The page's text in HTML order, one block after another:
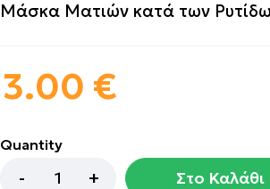
Μάσκα Ματιών κατά των
3.00 €
Quantity
Στο Καλάθι